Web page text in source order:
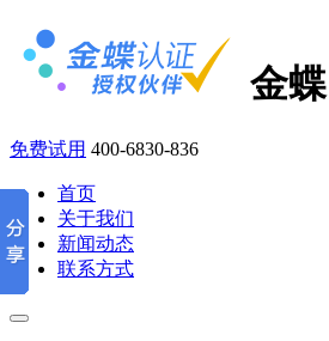
金
免费试用 400-6830-836
首页
关于我们
新闻动态
联系方式